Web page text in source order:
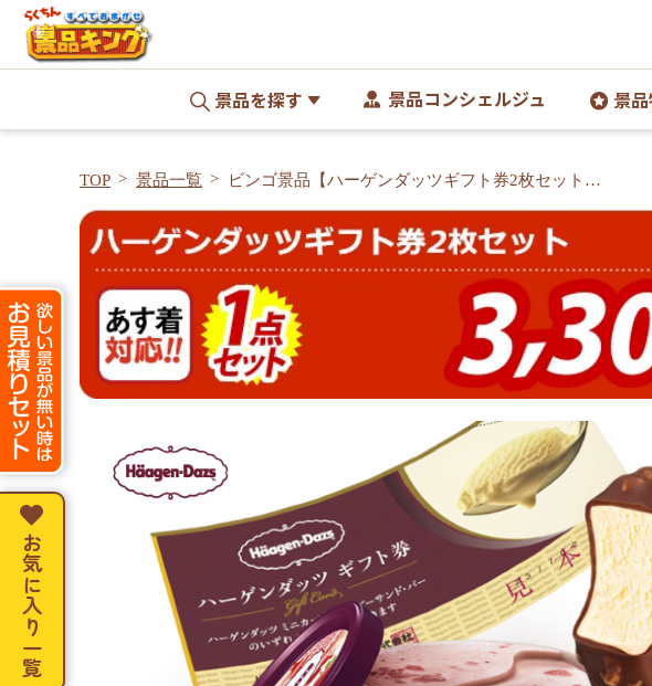
景品を探す 景品コンシェルジュ 景
TOP 景品一覧
ビンゴ景品【ハーゲンダッツギフト券2枚セット】
A3パネル・目録付き<送料無料>
お気に入り一覧